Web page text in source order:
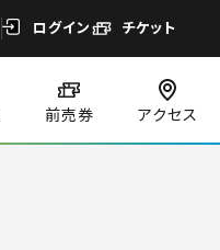
ログイン チケット
前売券 アクセス